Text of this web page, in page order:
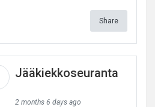
Share
Jääkiekkoseuranta
2 months 6 days ago